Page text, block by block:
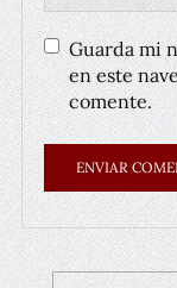
Guarda mi
en este
comente.